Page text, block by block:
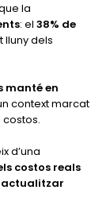
la
: el38% de
lluny dels
manté en
context marcat
d’una
costos reals
actualitzar